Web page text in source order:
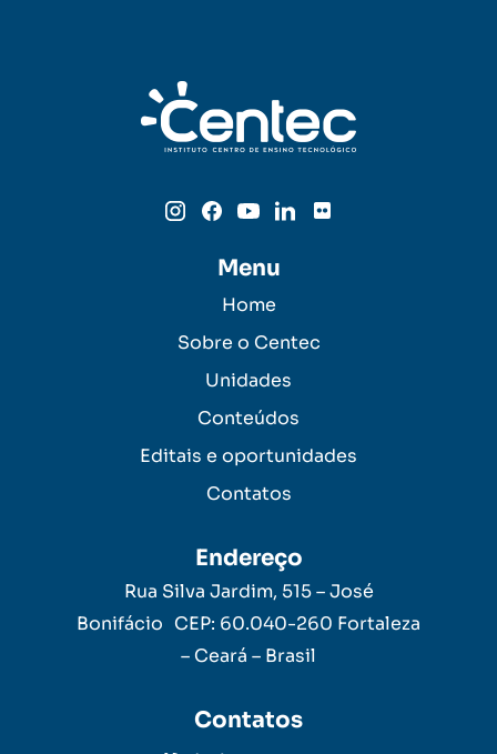
Menu
Home
Sobre o Centec
Unidades
Conteúdos
Editais e oportunidades
Contatos
Endereço
Rua Silva Jardim, 515 – José
Bonifácio CEP: 60.040-260 Fortaleza
– Ceará – Brasil
Contatos